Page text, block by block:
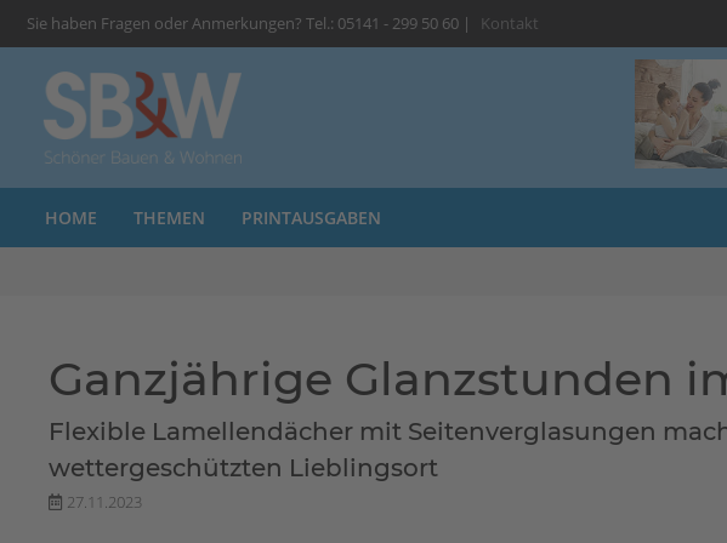
Sie haben Fragen oder Anmerkungen? Tel.: 05141 - 299 50 60 | Kontakt
HOME THEMEN PRINTAUSGABEN
Ganzjährige Glanzstunden
Flexible Lamellendächer mit Seitenverglasungen
wettergeschützten Lieblingsort
27.11.2023